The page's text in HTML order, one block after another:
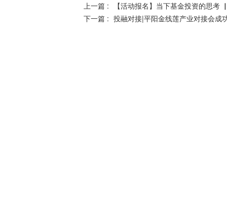
上一篇 :
【活动报名】当下基金投资的思
下一篇 : 投融对接|平阳金线莲产业对接会成